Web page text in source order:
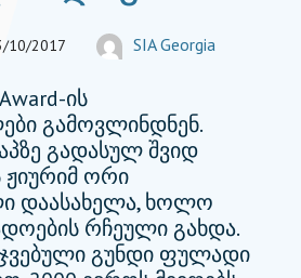
ON
10/2017 ᲐᲕᲢᲝᲠᲘSIA Georgia
ის
გამოვლინდნენ.
გადასულ შვიდ
ორი
დაასახელა, ხოლო
რჩეული გახდა.
გუნდი ფულადი